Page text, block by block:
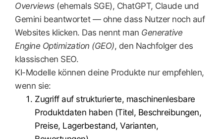
Overviews(ehemals SGE), ChatGPT, Claude und
Gemini beantwortet — ohne dass Nutzer noch auf
Websites klicken. Das nennt man Generative
Engine Optimization (GEO), den Nachfolger des
klassischen SEO.
KI-Modelle können deine Produkte nur empfehlen,
wenn sie:
Zugriff auf strukturierte, maschinenlesbare
Produktdaten haben (Titel, Beschreibungen,
Preise, Lagerbestand, Varianten,